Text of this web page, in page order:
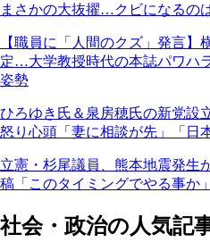
まさかの大抜擢…クビになるの
【職員に「人間のクズ」発言
定…大学教授時代の本誌パワハ
姿勢
ひろゆき氏＆泉房穂氏の新党設
怒り心頭「妻に相談が先」「日
立憲・杉尾議員、熊本地震発生
稿「このタイミングでやる事か
社会・政治の人気記